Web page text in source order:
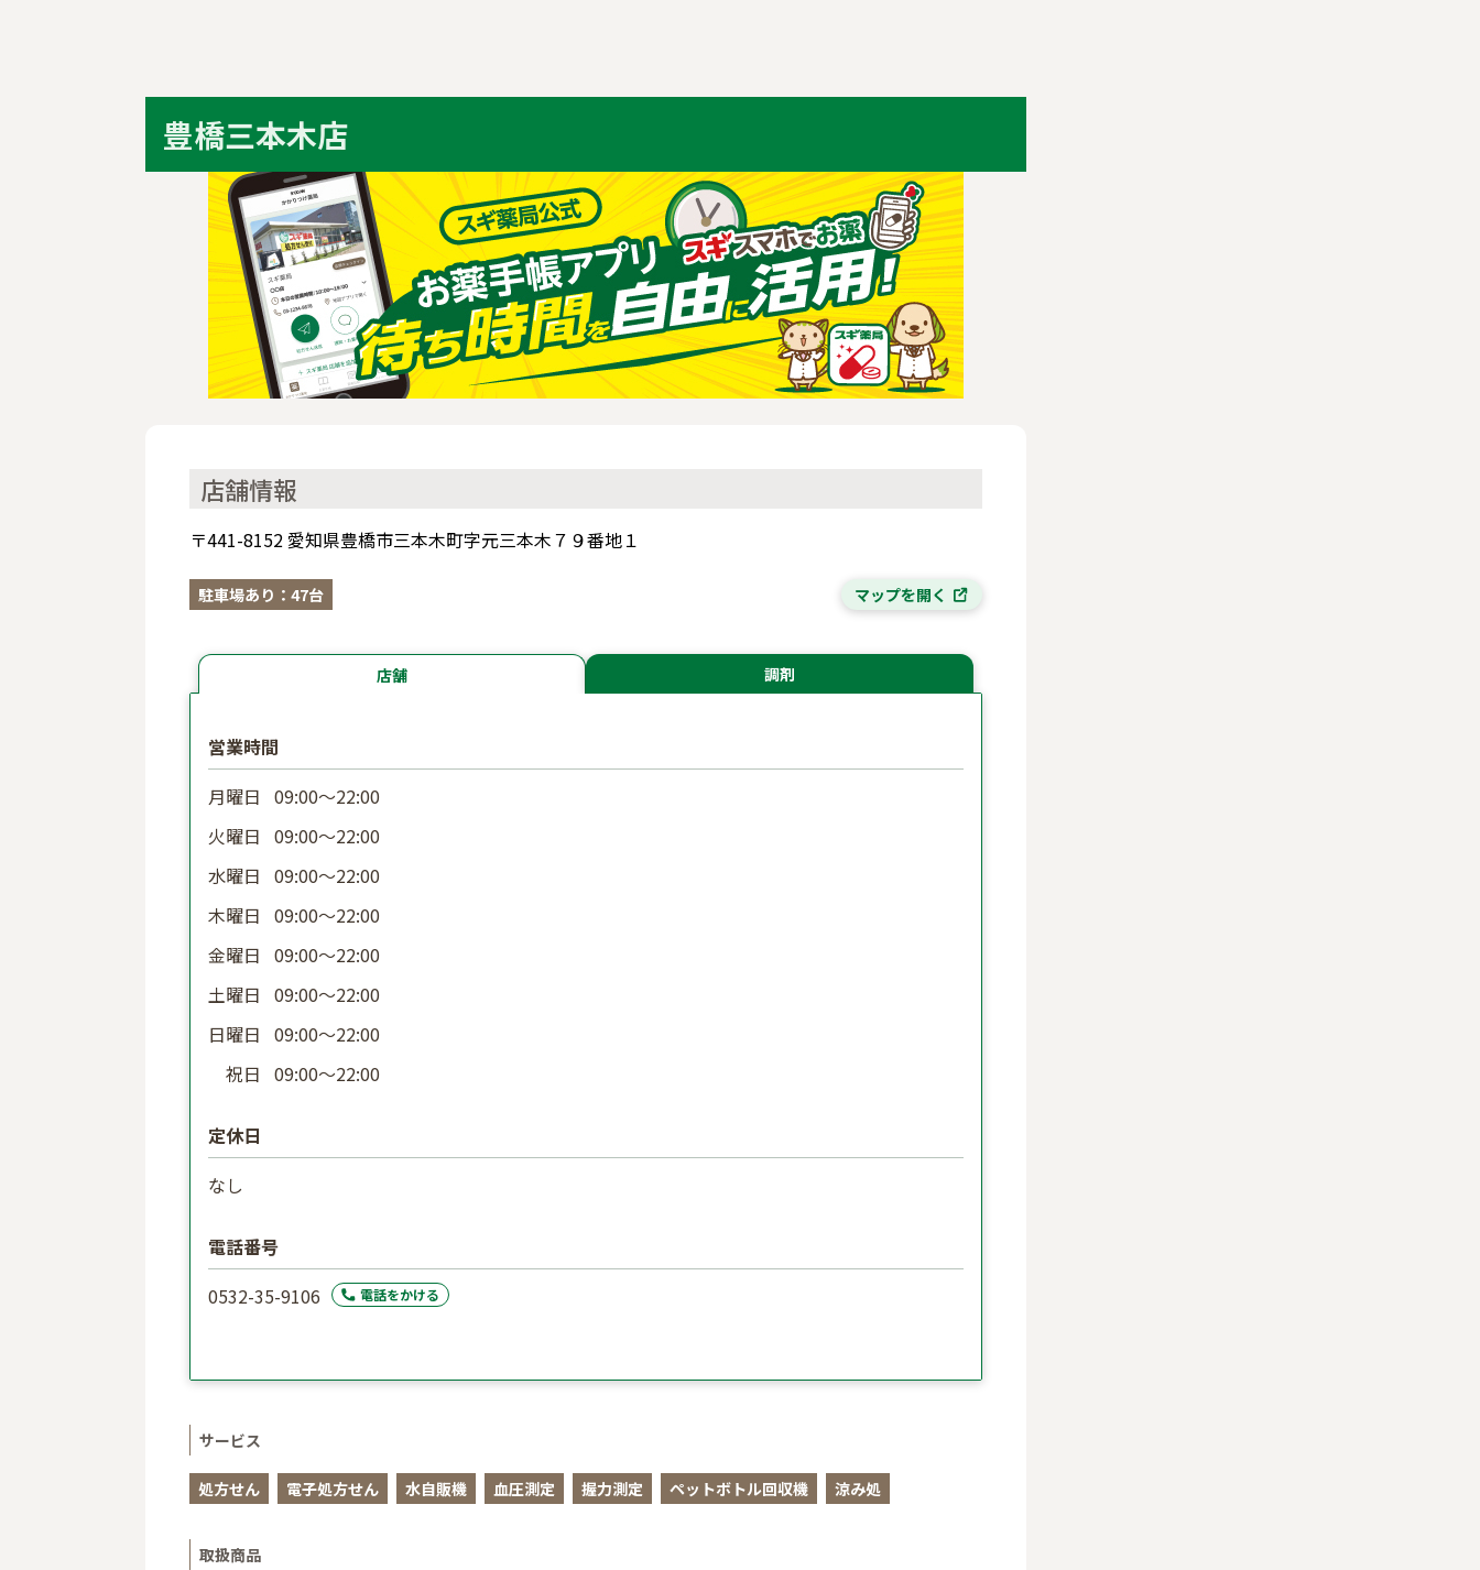
豊橋三本木店
店舗情報
〒441-8152 愛知県豊橋市三本木町字元三本木７９番地１
駐車場あり：47台 マップを開く
店舗 調剤
営業時間
月曜日 09:00〜22:00
火曜日 09:00〜22:00
水曜日 09:00〜22:00
木曜日 09:00〜22:00
金曜日 09:00〜22:00
土曜日 09:00〜22:00
日曜日 09:00〜22:00
祝日 09:00〜22:00
定休日
なし
電話番号
0532-35-9106
電話をかける
サービス
処方せん 電子処方せん 水自販機 血圧測定 握力測定 ペットボトル回収機 涼み処
取扱商品